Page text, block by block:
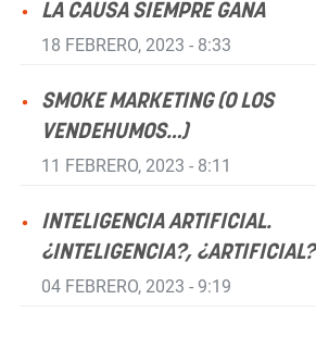
LA CAUSA SIEMPRE GANA
18 FEBRERO, 2023 - 8:33
SMOKE MARKETING (O LOS
VENDEHUMOS…)
11 FEBRERO, 2023 - 8:11
INTELIGENCIA ARTIFICIAL.
¿INTELIGENCIA?, ¿ARTIFICIAL?
04 FEBRERO, 2023 - 9:19